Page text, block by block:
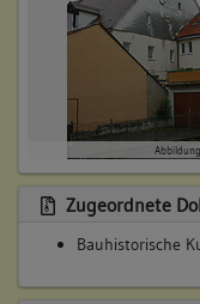
Zugeordnete
Bauhistorische